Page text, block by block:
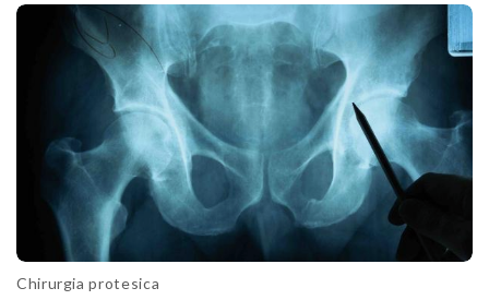
Chirurgia protesica